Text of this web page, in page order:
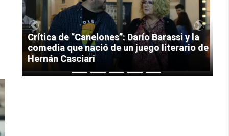
Crítica de “Canelones”: Darío Barassi y la
comedia que nació de un juego literario de
Hernán Casciari
Previous Next